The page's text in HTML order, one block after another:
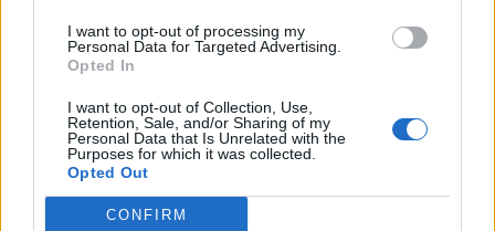
I want to opt-out of processing my
Personal Data for Targeted Advertising.
Opted In
I want to opt-out of Collection, Use,
Retention, Sale, and/or Sharing of my
Personal Data that Is Unrelated with the
Purposes for which it was collected.
Opted Out
CONFIRM
Máltai kaland 7.
10 tanács, ha jobban akarod érezni magad